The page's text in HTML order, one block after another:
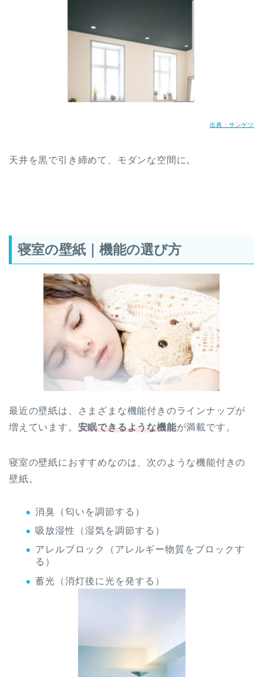
出典：サンゲツ
天井を黒で引き締めて、モダンな空間に。
寝室の壁紙｜機能の選び方
最近の壁紙は、さまざまな機能付きのラインナップが
増えています。 安眠できるような機能が満載です。
寝室の壁紙におすすめなのは、次のような機能付きの
壁紙。
消臭（匂いを調節する）
吸放湿性（湿気を調節する）
アレルブロック（アレルギー物質をブロックす
る）
蓄光（消灯後に光を発する）